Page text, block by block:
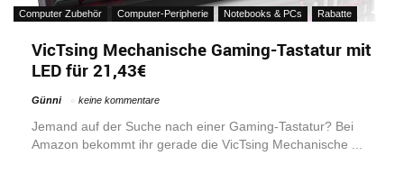
Computer Zubehör Computer-Peripherie Notebooks & PCs Rabatte
VicTsing Mechanische Gaming-Tastatur mit
LED für 21,43€
Günni keine kommentare
Jemand auf der Suche nach einer Gaming-Tastatur? Bei
Amazon bekommt ihr gerade die VicTsing Mechanische ...